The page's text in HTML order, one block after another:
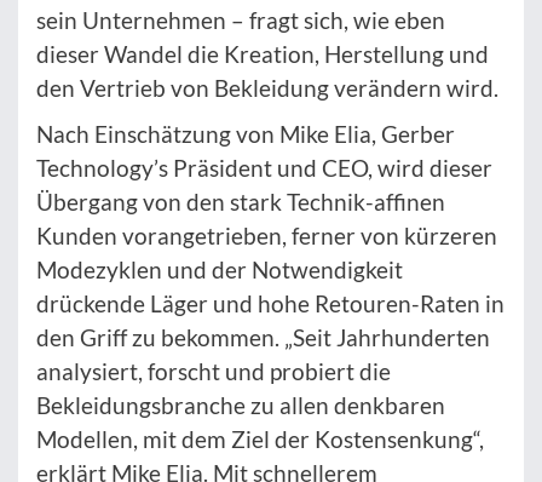
sein Unternehmen – fragt sich, wie eben
dieser Wandel die Kreation, Herstellung und
den Vertrieb von Bekleidung verändern wird.
Nach Einschätzung von Mike Elia, Gerber
Technology’s Präsident und CEO, wird dieser
Übergang von den stark Technik-affinen
Kunden vorangetrieben, ferner von kürzeren
Modezyklen und der Notwendigkeit
drückende Läger und hohe Retouren-Raten in
den Griff zu bekommen. „Seit Jahrhunderten
analysiert, forscht und probiert die
Bekleidungsbranche zu allen denkbaren
Modellen, mit dem Ziel der Kostensenkung“,
erklärt Mike Elia. Mit schnellerem